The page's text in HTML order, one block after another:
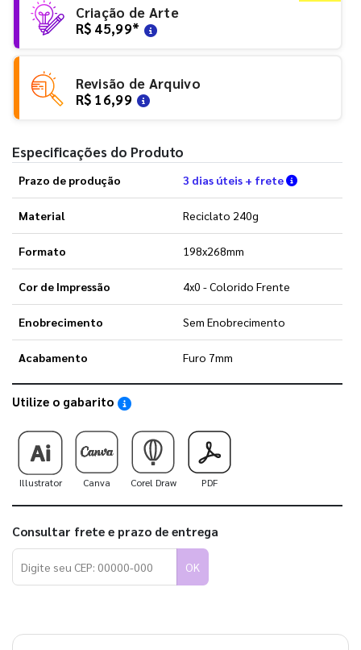
Criação de Arte
R$ 45,99*
Revisão de Arquivo
R$ 16,99
Especificações do Produto
Prazo de produção 3 dias úteis + frete Verifique
Material Reciclato 240g
Formato 198x268mm
Cor de Impressão 4x0 - Colorido Frente
Enobrecimento Sem Enobrecimento
Acabamento Furo 7mm
Utilize o gabarito Saiba como utilizar os nossos gabaritos
Illustrator Canva Corel Draw PDF
Consultar frete e prazo de entrega
OK